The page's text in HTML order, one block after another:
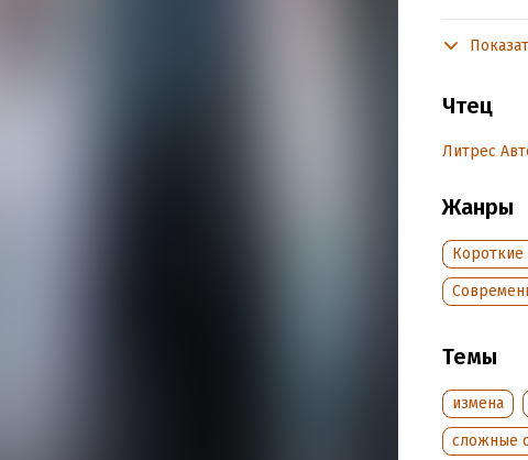
Год издания:
Дата
Чтец
Литрес
Жанры
Темы
измена
сложные